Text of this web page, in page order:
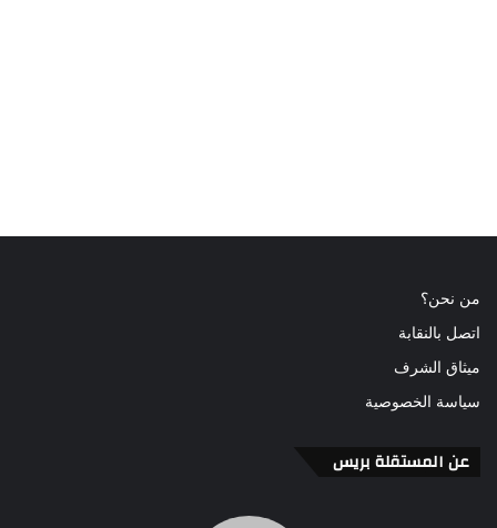
من نحن؟
اتصل بالنقابة
ميثاق الشرف
سياسة الخصوصية
عن المستقلة بريس